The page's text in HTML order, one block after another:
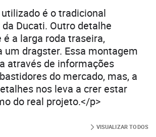
utilizado é o tradicional
Ducati. Outro detalhe
a larga roda traseira,
um dragster. Essa montagem
através de informações
do mercado, mas, a
nos leva a crer estar
do real projeto.</p>
VISUALIZAR TODOS